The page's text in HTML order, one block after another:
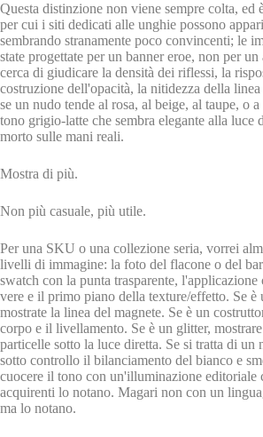
Questa distinzione non viene sempre colta, ed
per cui i siti dedicati alle unghie possono
sembrando stranamente poco convincenti; le
state progettate per un banner eroe, non per un
cerca di giudicare la densità dei riflessi, la
costruzione dell'opacità, la nitidezza della
se un nudo tende al rosa, al beige, al taupe, o
tono grigio-latte che sembra elegante alla luce
morto sulle mani reali.
Mostra di più.
Non più casuale, più utile.
Per una SKU o una collezione seria, vorrei
livelli di immagine: la foto del flacone o del
swatch con la punta trasparente, l'applicazione
vere e il primo piano della texture/effetto. Se è
mostrate la linea del magnete. Se è un
corpo e il livellamento. Se è un glitter,
particelle sotto la luce diretta. Se si tratta di un
sotto controllo il bilanciamento del bianco e
cuocere il tono con un'illuminazione editoriale
acquirenti lo notano. Magari non con un
ma lo notano.